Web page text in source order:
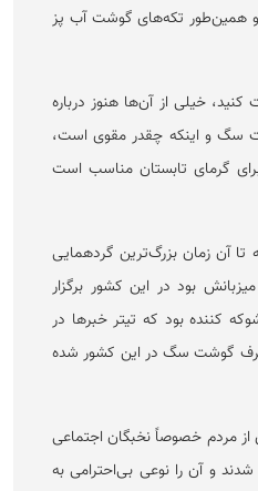
همین‌طور تکه‌های گوشت آب پز
خیلی از آن‌ها هنوز درباره
سگ و اینکه چقدر مقوی است،
گرمای تابستان مناسب است
سئول که تا آن زمان بزرگ‌ترین گردهمایی
بود در این کشور برگزار
کننده بود که تیتر خبر‌ها در
گوشت سگ در این کشور شده
از مردم خصوصاً نخبگان اجتماعی
و آن را نوعی بی‌احترامی به